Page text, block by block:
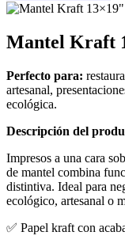
Mantel Kraft
Perfecto para:
artesanal,
ecológica.
Descripción del
Impresos a una cara
de mantel combina
distintiva. Ideal para
ecológico, artesanal o
✅ Papel kraft con